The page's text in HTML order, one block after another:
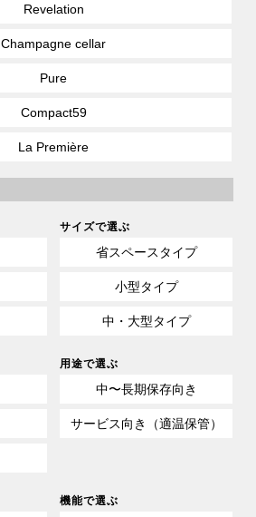
Revelation
Champagne cellar
Pure
Compact59
La Première
サイズで選ぶ
省スペースタイプ
小型タイプ
中・大型タイプ
用途で選ぶ
中〜長期保存向き
サービス向き（適温保管）
機能で選ぶ